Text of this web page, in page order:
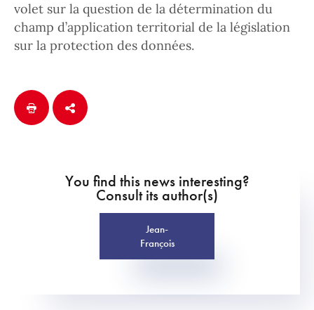
volet sur la question de la détermination du
champ d’application territorial de la législation
sur la protection des données.
You find this news interesting?
Consult its author(s)
Jean-
François